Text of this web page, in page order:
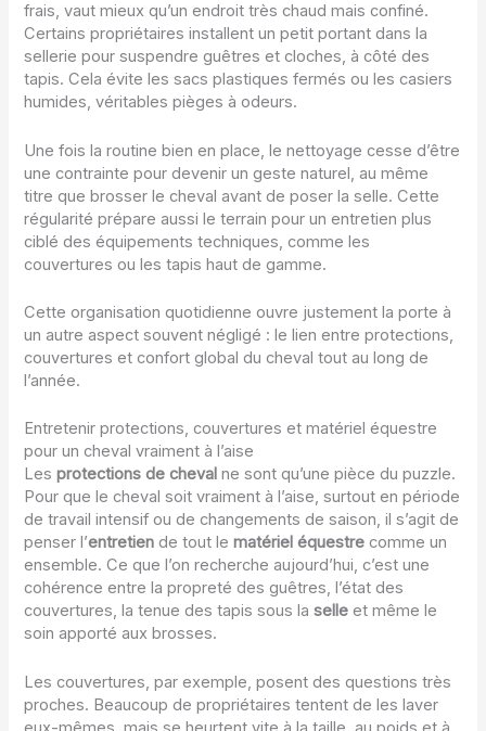
frais, vaut mieux qu’un endroit très chaud mais confiné.
Certains propriétaires installent un petit portant dans la
sellerie pour suspendre guêtres et cloches, à côté des
tapis. Cela évite les sacs plastiques fermés ou les casiers
humides, véritables pièges à odeurs.
Une fois la routine bien en place, le nettoyage cesse d’être
une contrainte pour devenir un geste naturel, au même
titre que brosser le cheval avant de poser la selle. Cette
régularité prépare aussi le terrain pour un entretien plus
ciblé des équipements techniques, comme les
couvertures ou les tapis haut de gamme.
Cette organisation quotidienne ouvre justement la porte à
un autre aspect souvent négligé : le lien entre protections,
couvertures et confort global du cheval tout au long de
l’année.
Entretenir protections, couvertures et matériel équestre
pour un cheval vraiment à l’aise
Lesprotections de cheval ne sont qu’une pièce du puzzle.
Pour que le cheval soit vraiment à l’aise, surtout en période
de travail intensif ou de changements de saison, il s’agit de
penser l’entretien de tout lematériel équestre comme un
ensemble. Ce que l’on recherche aujourd’hui, c’est une
cohérence entre la propreté des guêtres, l’état des
couvertures, la tenue des tapis sous laselle et même le
soin apporté aux brosses.
Les couvertures, par exemple, posent des questions très
proches. Beaucoup de propriétaires tentent de les laver